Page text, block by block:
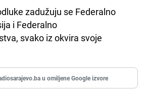
zadužuju se Federalno
i Federalno
svako iz okvira svoje
u omiljene Google izvore